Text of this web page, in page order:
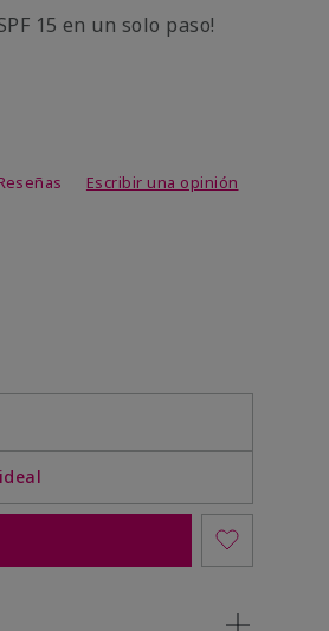
15 en un solo paso!
Escribir una opinión